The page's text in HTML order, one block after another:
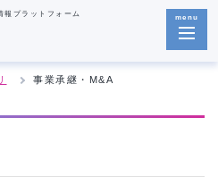
報プラットフォーム menu
事業承継・M&A